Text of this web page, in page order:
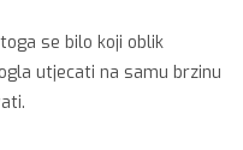
se bilo koji oblik
utjecati na samu brzinu